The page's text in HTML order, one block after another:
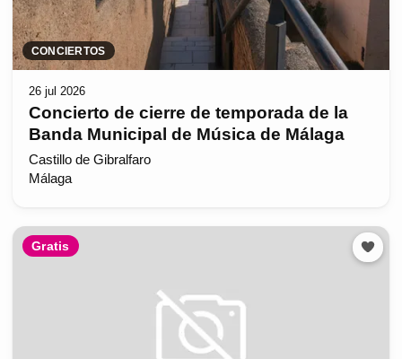
CONCIERTOS
26 jul 2026
Concierto de cierre de temporada de la
Banda Municipal de Música de Málaga
Castillo de Gibralfaro
Málaga
Gratis